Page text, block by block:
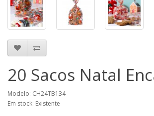
20 Sacos Natal
Modelo: CH24TB134
Em stock: Existente